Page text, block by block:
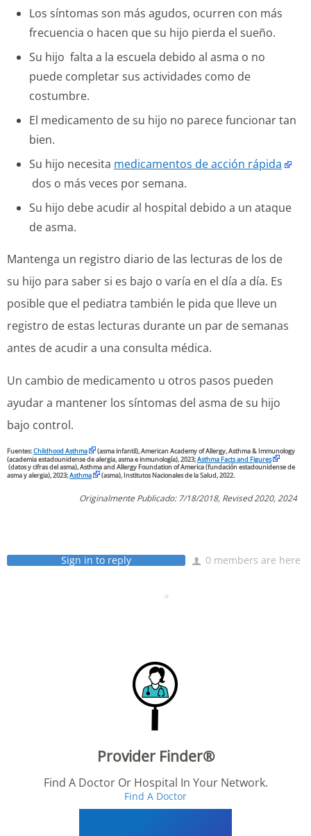
Los síntomas son más agudos, ocurren con más
frecuencia o hacen que su hijo pierda el sueño.
Su hijo falta a la escuela debido al asma o no
puede completar sus actividades como de
costumbre.
El medicamento de su hijo no parece funcionar tan
bien.
Su hijo necesita medicamentos de acción rápida
dos o más veces por semana.
Su hijo debe acudir al hospital debido a un ataque
de asma.
Mantenga un registro diario de las lecturas de los de
su hijo para saber si es bajo o varía en el día a día. Es
posible que el pediatra también le pida que lleve un
registro de estas lecturas durante un par de semanas
antes de acudir a una consulta médica.
Un cambio de medicamento u otros pasos pueden
ayudar a mantener los síntomas del asma de su hijo
bajo control.
Fuentes:Childhood Asthma
(asma infantil), American Academy of Allergy, Asthma & Immunology
(academia estadounidense de alergia, asma e inmunología), 2023;Asthma Facts and Figures
(datos y cifras del asma), Asthma and Allergy Foundation of America (fundación estadounidense de
asma y alergia), 2023;Asthma (asma), Institutos Nacionales de la Salud, 2022.
Originalmente Publicado: 7/18/2018, Revised 2020, 2024
0 members are here
Sign in to reply
Provider Finder®
Find A Doctor Or Hospital In Your Network.
Find A Doctor